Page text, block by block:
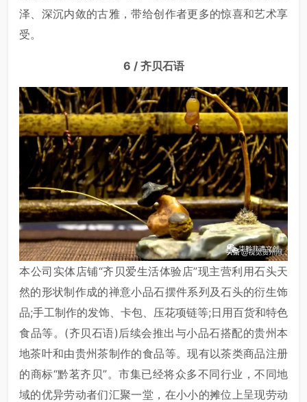
泽、深沉内敛的古雅，带给创作者更多的惊喜和艺术享
受。
6 / 齐贝石语
本公司实体店铺“齐贝爱生活体验店”现主营利用石头天
然的形状制作成的禅意小品石摆件系列及石头的衍生饰
品;手工制作的发饰、卡包、压花项链等;日用百货和特色
食品等。(齐贝石语)后续会推出与小品石搭配的贵州本
地茶叶和由贵州茶制作的食品等。现有以茶类商品注册
的商标“黔茗齐贝”。市集已经将众多不同行业，不同地
域的优异劳动者们汇聚一堂，在小小的摊位上呈现劳动